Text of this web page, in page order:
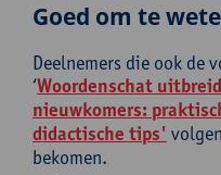
Goed om te
Deelnemers die ook de
‘Woordenschat
nieuwkomers:
didactische tips'
bekomen.